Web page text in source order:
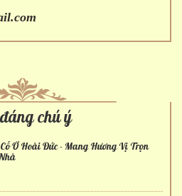
chú ý
Ở Hoài Đức - Mang Hương Vị Trọn